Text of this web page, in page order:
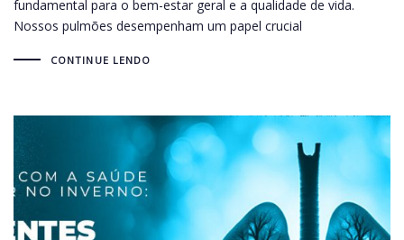
fundamental para o bem-estar geral e a qualidade de vida.
Nossos pulmões desempenham um papel crucial
CONTINUE LENDO